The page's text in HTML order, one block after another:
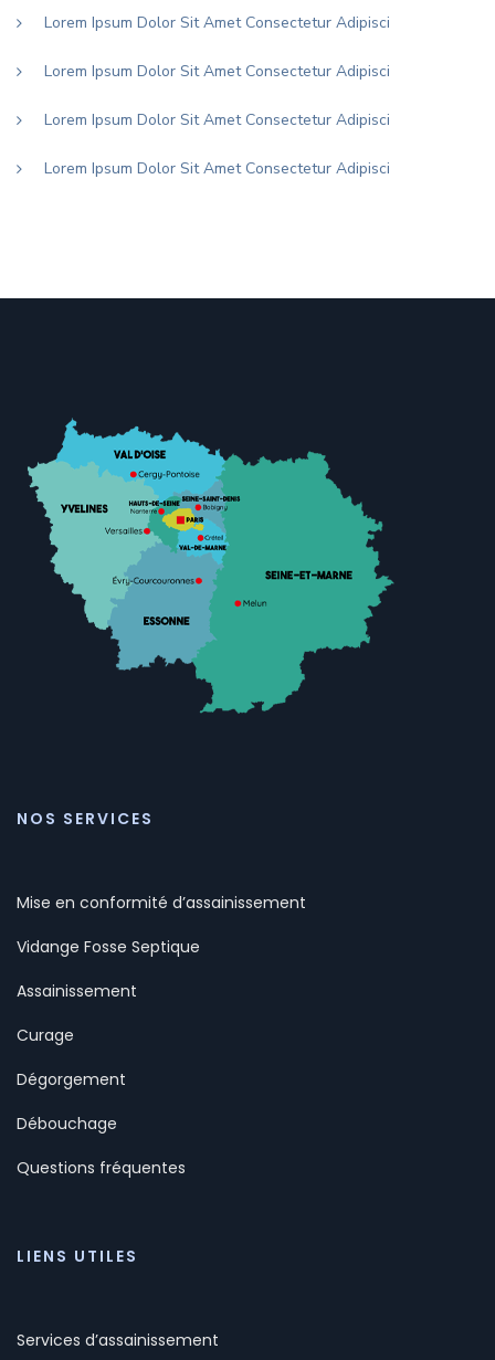
Lorem Ipsum Dolor Sit Amet Consectetur Adipisci
Lorem Ipsum Dolor Sit Amet Consectetur Adipisci
Lorem Ipsum Dolor Sit Amet Consectetur Adipisci
Lorem Ipsum Dolor Sit Amet Consectetur Adipisci
NOS SERVICES
Mise en conformité d’assainissement
Vidange Fosse Septique
Assainissement
Curage
Dégorgement
Débouchage
Questions fréquentes
LIENS UTILES
Services d’assainissement